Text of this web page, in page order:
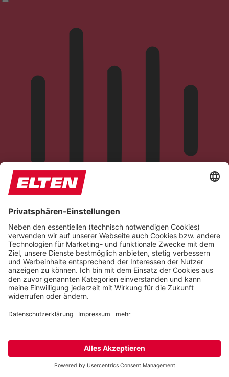
Blindenmodus
Reduziert Ablenkungen, verbessert den Fokus